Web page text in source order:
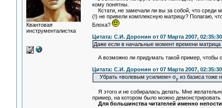
Квантовая
инструменталистка
кому понятны.
Кстати, не замечали ли вы за собой, что среди
(!) не привели комплексную матрицу? Полагаю,
Блоха?
Цитата: С.И. Доронин от 07 Марта 2007, 02:35:30
Даже если в начальные момент времени матрица
А возможно ли придумать такой пример, чтобы
Цитата: С.И. Доронин от 07 Марта 2007, 02:35:30
Убрать «волевым усилием» σуиз базиса тоже
Я этого и не собиралась делать. Мне
пример, на котором было можно демонстрировать
Для большинства читателей именно